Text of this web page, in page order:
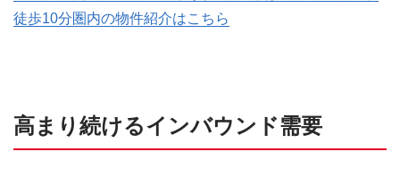
徒歩10分圏内の物件紹介はこちら
高まり続けるインバウンド需要